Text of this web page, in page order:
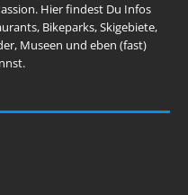
Hier findest Du Infos
Bikeparks, Skigebiete,
Museen und eben (fast)